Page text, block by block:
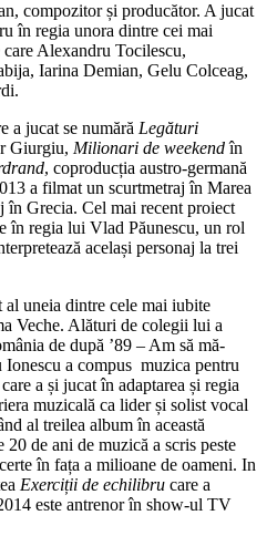
compozitor și producător. A jucat
în regia unora dintre cei mai
Alexandru Tocilescu,
Iarina Demian, Gelu Colceag,
a jucat se numără Legături
Giurgiu, Milionari de weekendîn
, coproducția austro-germană
a filmat un scurtmetraj în Marea
Grecia. Cel mai recent proiect
în regia lui Vlad Păunescu, un rol
același personaj la trei
uneia dintre cele mai iubite
Veche. Alături de colegii lui a
de după ’89 – Am să mă-
a compus muzica pentru
a și jucat în adaptarea și regia
muzicală ca lider și solist vocal
al treilea album în această
de ani de muzică a scris peste
în fața a milioane de oameni. In
Exerciții de echilibru care a
este antrenor în show-ul TV